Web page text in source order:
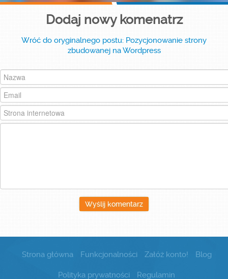
Blog
Kontakt
Załóż konto!
Dodaj nowy komenatrz
Wróć do oryginalnego postu: Pozycjonowanie strony
zbudowanej na Wordpress
Wyślij komentarz
Strona główna Funkcjonalności Załóż konto! Blog
Polityka prywatności Regulamin